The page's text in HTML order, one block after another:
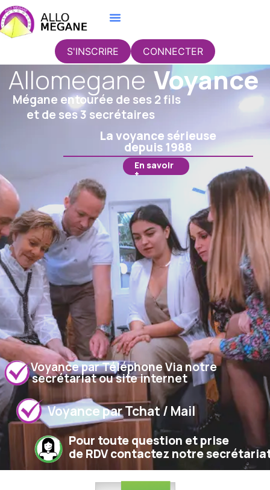
S'INSCRIRE CONNECTER
La voyance sérieuse
depuis 1988
secrétariat ou site internet
Allomegane
Pour toute question et prise
de RDV contactez notre
Voyance par Tchat / Mail
Voyance par Téléphone Via notre
En savoir
+
Voyance
Mégane entourée de ses 2 fils
et de ses 3 secrétaires